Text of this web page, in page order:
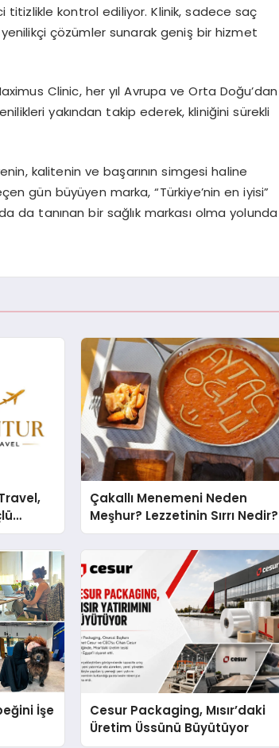
kontrol ediliyor. Klinik, sadece saç
çözümler sunarak geniş bir hizmet
Clinic, her yıl Avrupa ve Orta Doğu’dan
yakından takip ederek, kliniğini sürekli
kalitenin ve başarının simgesi haline
gün büyüyen marka, “Türkiye’nin en iyisi”
da tanınan bir sağlık markası olma yolunda
Çakallı Menemeni Neden
Meşhur? Lezzetinin Sırrı Nedir?
İşe
Cesur Packaging, Mısır’daki
Üretim Üssünü Büyütüyor